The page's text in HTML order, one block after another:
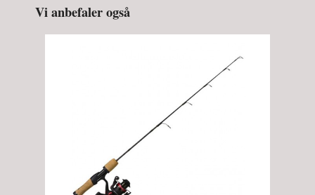
Vi anbefaler også